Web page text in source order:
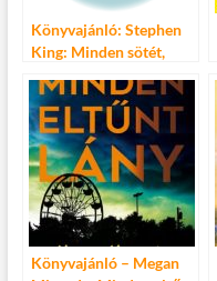
Könyvajánló: Stephen
King: Minden sötét,
Könyvajánló – Megan